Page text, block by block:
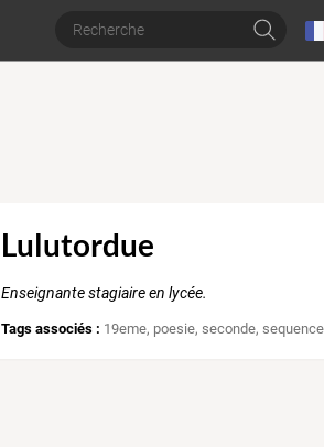
Lulutordue
Enseignante stagiaire en lycée.
Tags associés : 19eme, poesie,seconde,